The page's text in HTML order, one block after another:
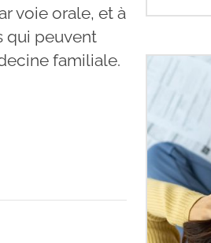
voie orale, et à
qui peuvent
familiale.